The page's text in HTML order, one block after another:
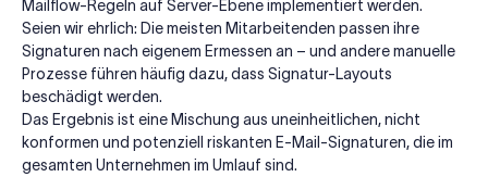
Mailflow-Regeln auf Server-Ebene implementiert werden.
Seien wir ehrlich: Die meisten Mitarbeitenden passen ihre
Signaturen nach eigenem Ermessen an – und andere manuelle
Prozesse führen häufig dazu, dass Signatur-Layouts
beschädigt werden.
Das Ergebnis ist eine Mischung aus uneinheitlichen, nicht
konformen und potenziell riskanten E-Mail-Signaturen, die im
gesamten Unternehmen im Umlauf sind.